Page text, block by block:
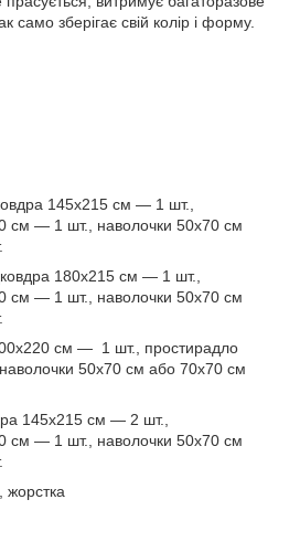
само зберігає свій колір і форму.
145х215 см — 1 шт.,
см — 1 шт., наволочки 50х70 см
180х215 см — 1 шт.,
см — 1 шт., наволочки 50х70 см
см — 1 шт., простирадло
50х70 см або 70х70 см
145х215 см — 2 шт.,
см — 1 шт., наволочки 50х70 см
жорстка